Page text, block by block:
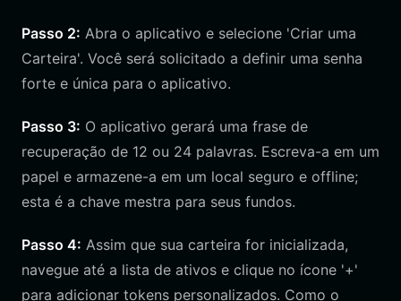
Passo 2: Abra o aplicativo e selecione 'Criar uma
Carteira'. Você será solicitado a definir uma senha
forte e única para o aplicativo.
Passo 3: O aplicativo gerará uma frase de
recuperação de 12 ou 24 palavras. Escreva-a em um
papel e armazene-a em um local seguro e offline;
esta é a chave mestra para seus fundos.
Passo 4: Assim que sua carteira for inicializada,
navegue até a lista de ativos e clique no ícone '+'
para adicionar tokens personalizados. Como o